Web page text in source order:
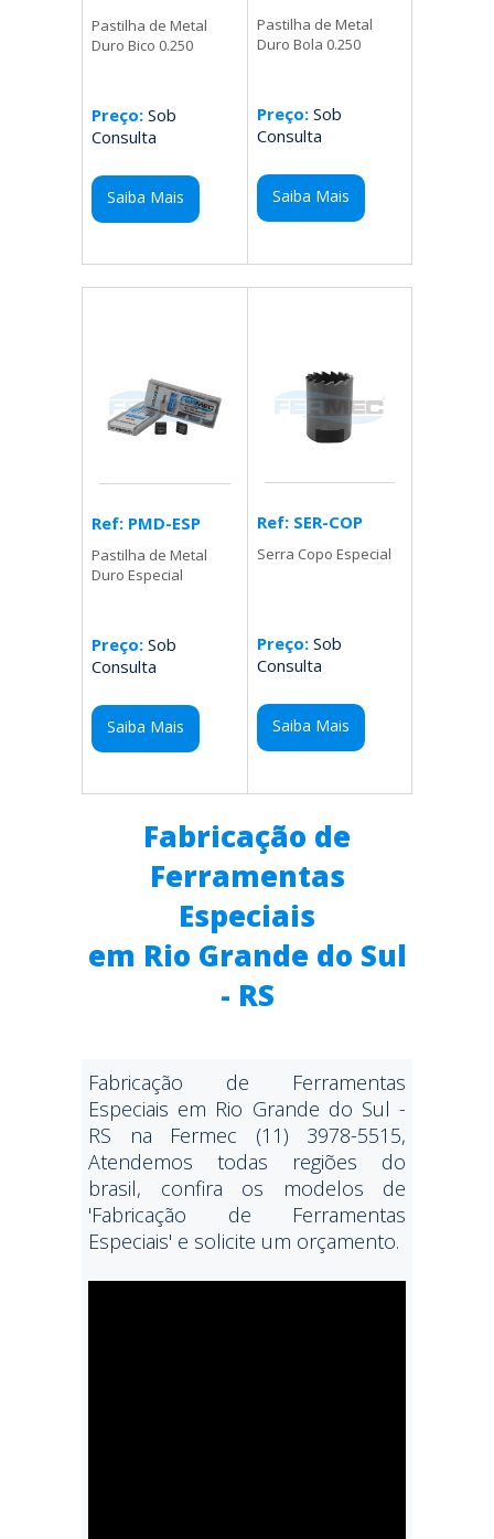
Pastilha de Metal
Duro Bico 0.250
Preço: Sob
Consulta
Saiba Mais
Pastilha de Metal
Duro Bola 0.250
Preço:Sob
Consulta
Saiba Mais
Ref: PMD-ESP
Pastilha de Metal
Duro Especial
Preço: Sob
Consulta
Saiba Mais
Ref: SER-COP
Serra Copo Especial
Preço:Sob
Consulta
Saiba Mais
Fabricação de
Ferramentas
Especiais
em Rio Grande do Sul
- RS
Fabricação de Ferramentas
Especiais em Rio Grande do Sul -
RS na Fermec (11) 3978-5515,
Atendemos todas regiões do
brasil, confira os modelos de
'Fabricação de Ferramentas
Especiais' e solicite um orçamento.